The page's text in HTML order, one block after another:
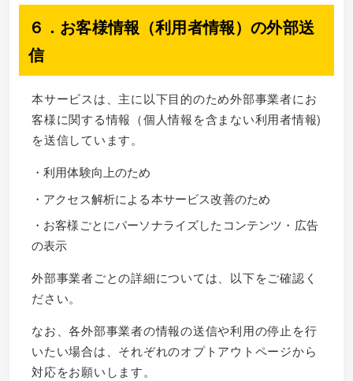
６．お客様情報（利用者情報）の外部送
信
本サービスは、主に以下目的のため外部事業者にお
客様に関する情報（個人情報を含まない利用者情報)
を送信しています。
・利用体験向上のため
・アクセス解析による本サービス改善のため
・お客様ごとにパーソナライズしたコンテンツ・広告
の表示
外部事業者ごとの詳細については、以下をご確認く
ださい。
なお、各外部事業者の情報の送信や利用の停止を行
いたい場合は、それぞれのオプトアウトページから
対応をお願いします。